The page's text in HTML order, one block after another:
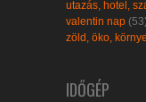
utazás, hotel,
valentin nap (53)
zöld, öko,
IDŐGÉP